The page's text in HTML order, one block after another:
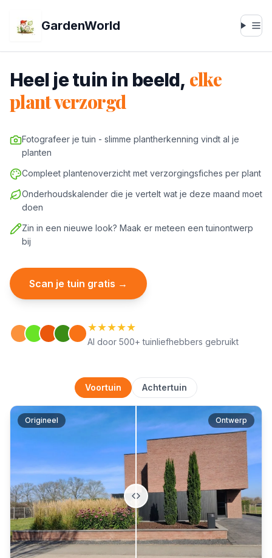
GardenWorld
Heel je tuin in beeld, elke
plant verzorgd
Fotografeer je tuin - slimme plantherkenning vindt al je
planten
Compleet plantenoverzicht met verzorgingsfiches per plant
Onderhoudskalender die je vertelt wat je deze maand moet
doen
Zin in een nieuwe look? Maak er meteen een tuinontwerp
bij
Scan je tuin gratis →
★★★★★
Al door 500+ tuinliefhebbers gebruikt
Voortuin Achtertuin
Origineel Ontwerp